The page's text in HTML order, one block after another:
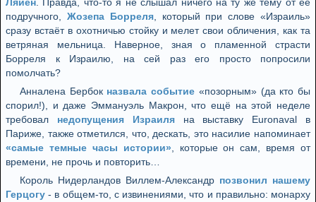
подручного, Жозепа Борреля, который при слове «Израиль»
сразу встаёт в охотничью стойку и мелет свои обличения, как та
ветряная мельница. Наверное, зная о пламенной страсти
Борреля к Израилю, на сей раз его просто попросили
помолчать?
Анналена Бербок назвала событие «позорным» (да кто бы
спорил!), и даже Эммануэль Макрон, что ещё на этой неделе
требовал недопущения Израиляна выставку Euronaval в
Париже, также отметился, что, дескать, это насилие напоминает
«самые темные часы истории» , которые он сам, время от
времени, не прочь и повторить…
Король Нидерландов Виллем-Александр позвонил нашему
Герцогу - в общем-то, с извинениями, что и правильно: монарху